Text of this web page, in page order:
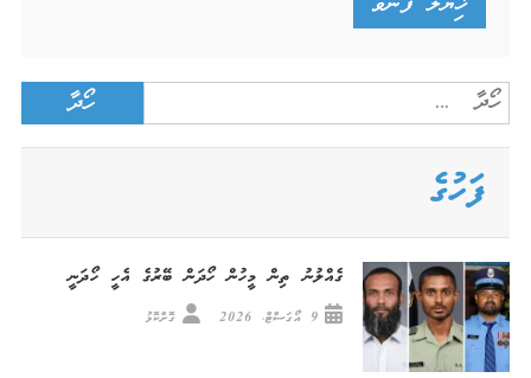
Search
for:
ފަހުގެ
ގެއްލުނު ތިން މީހުން ހޯދަން ބޭރުގެ އެހީ ހޯދަނީ
9 އޯގަސްޓް، 2026 ގޮށްކޮޅު